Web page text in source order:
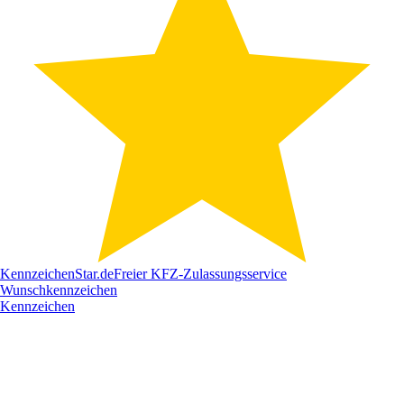
KennzeichenStar.deFreier KFZ-Zulassungsservice
Wunschkennzeichen
Kennzeichen